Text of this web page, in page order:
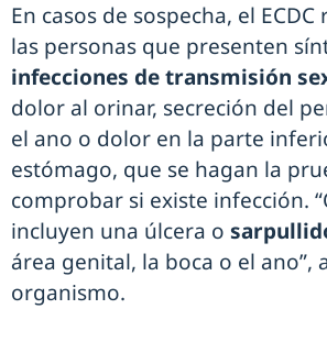
En casos de sospecha, el
las personas que presenten
infecciones de transmisión
dolor al orinar, secreción del
el ano o dolor en la parte
estómago, que se hagan la
comprobar si existe infección.
incluyen una úlcera o
área genital, la boca o el ano”,
organismo.